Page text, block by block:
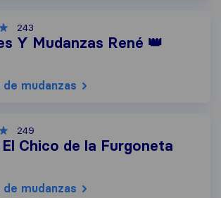
243
Y Mudanzas René 👑
mudanzas
249
Chico de la Furgoneta
mudanzas